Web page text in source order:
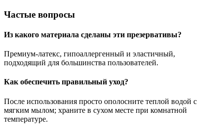
Частые вопросы
Из какого материала сделаны эти презервативы?
Премиум-латекс, гипоаллергенный и эластичный,
подходящий для большинства пользователей.
Как обеспечить правильный уход?
После использования просто ополосните теплой водой с
мягким мылом; храните в сухом месте при комнатной
температуре.